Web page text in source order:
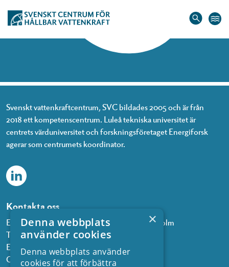
Svenskt vattenkraftcentrum, SVC bildades 2005 och är från
2018 ett kompetenscentrum. Luleå tekniska universitet är
centrets värduniversitet och forskningsföretaget Energiforsk
agerar som centrumets koordinator.
Kontakta oss
Energiforsk, Olof Palmes gata 11, 101 53 Stockholm
Telefon: 08 677 25 30
E-post:
kontakt@energiforsk.se
Org.nr: 556974-2116
×
Denna webbplats
använder cookies
Denna webbplats använder
cookies för att förbättra